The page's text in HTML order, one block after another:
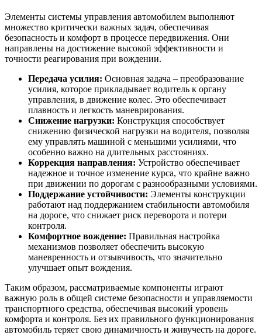
Элементы системы управления автомобилем выполняют
множество критически важных задач, обеспечивая
безопасность и комфорт в процессе передвижения. Они
направлены на достижение высокой эффективности и
точности реагирования при вождении.
Передача усилия: Основная задача – преобразование
усилия, которое прикладывает водитель к органу
управления, в движение колес. Это обеспечивает
плавность и легкость маневрирования.
Снижение нагрузки: Конструкция способствует
снижению физической нагрузки на водителя, позволяя
ему управлять машиной с меньшими усилиями, что
особенно важно на длительных расстояниях.
Коррекция направления: Устройство обеспечивает
надежное и точное изменение курса, что крайне важно
при движении по дорогам с разнообразными условиями.
Поддержание устойчивости: Элементы конструкции
работают над поддержанием стабильности автомобиля
на дороге, что снижает риск переворота и потери
контроля.
Комфортное вождение: Правильная настройка
механизмов позволяет обеспечить высокую
маневренность и отзывчивость, что значительно
улучшает опыт вождения.
Таким образом, рассматриваемые компоненты играют
важную роль в общей системе безопасности и управляемости
транспортного средства, обеспечивая высокий уровень
комфорта и контроля. Без их правильного функционирования
автомобиль теряет свою динамичность и живучесть на дороге.